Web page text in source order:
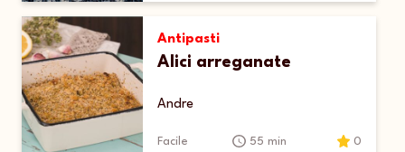
Antipasti
Alici arreganate
Andre
Facile 55 min 0